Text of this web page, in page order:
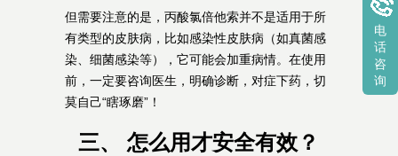
但需要注意的是，丙酸氯倍他索并不是适用于所
有类型的皮肤病，比如感染性皮肤病（如真菌感
染、细菌感染等），它可能会加重病情。在使用
前，一定要咨询医生，明确诊断，对症下药，切
莫自己“瞎琢磨”！
三、 怎么用才安全有效？
电
话
咨
询